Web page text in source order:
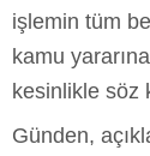
işlemin tüm
kamu
kesinlikle söz
Günden,